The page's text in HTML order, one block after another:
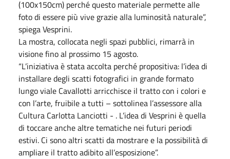
(100x150cm) perché questo materiale permette alle
foto di essere più vive grazie alla luminosità naturale”,
spiega Vesprini.
La mostra, collocata negli spazi pubblici, rimarrà in
visione fino al prossimo 15 agosto.
“L’iniziativa è stata accolta perché propositiva: l’idea di
installare degli scatti fotografici in grande formato
lungo viale Cavallotti arricchisce il tratto con i colori e
con l’arte, fruibile a tutti – sottolinea l’assessore alla
Cultura Carlotta Lanciotti - . L’idea di Vesprini è quella
di toccare anche altre tematiche nei futuri periodi
estivi. Ci sono altri scatti da mostrare e la possibilità di
ampliare il tratto adibito all’esposizione”.